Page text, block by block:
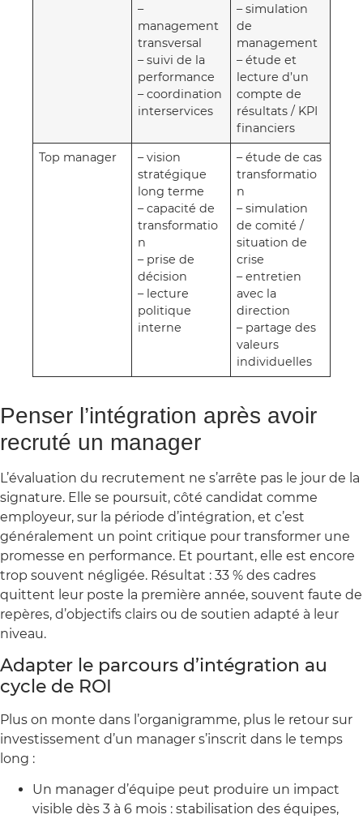
–
management
transversal
– suivi de la
performance
– coordination
interservices
– simulation
de
management
– étude et
lecture d’un
compte de
résultats / KPI
financiers
Top manager
– vision
stratégique
long terme
– capacité de
transformatio
n
– prise de
décision
– lecture
politique
interne
– étude de cas
transformatio
n
– simulation
de comité /
situation de
crise
– entretien
avec la
direction
– partage des
valeurs
individuelles
Penser l’intégration après avoir
recruté un manager
L’évaluation du recrutement ne s’arrête pas le jour de la
signature. Elle se poursuit, côté candidat comme
employeur, sur la période d’intégration, et c’est
généralement un point critique pour transformer une
promesse en performance. Et pourtant, elle est encore
trop souvent négligée. Résultat : 33 % des cadres
quittent leur poste la première année, souvent faute de
repères, d’objectifs clairs ou de soutien adapté à leur
niveau.
Adapter le parcours d’intégration au
cycle de ROI
Plus on monte dans l’organigramme, plus le retour sur
investissement d’un manager s’inscrit dans le temps
long :
Un manager d’équipe peut produire un impact
visible dès 3 à 6 mois : stabilisation des équipes,